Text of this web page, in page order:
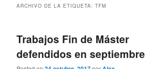
ARCHIVO DE LA ETIQUETA:TFM
Trabajos Fin de Máster
defendidos en septiembre